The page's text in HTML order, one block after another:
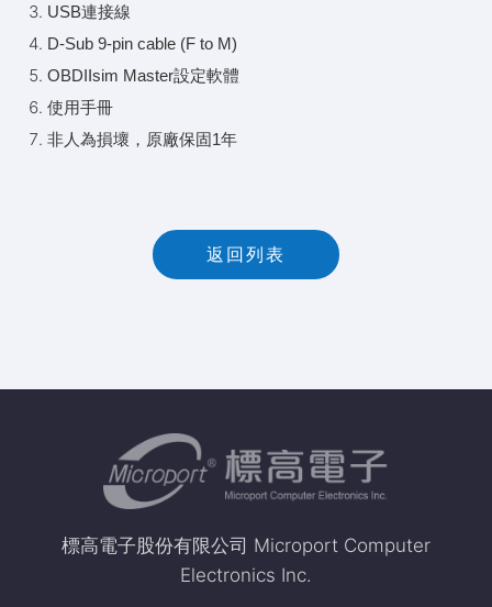
USB連接線
D-Sub 9-pin cable (F to M)
OBDIIsim Master設定軟體
使用手冊
非人為損壞，原廠保固1年
返回列表
標高電子股份有限公司 Microport Computer
Electronics Inc.